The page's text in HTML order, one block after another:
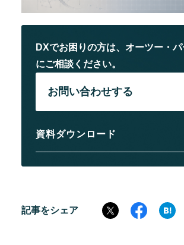
DXでお困りの方は、オーツー・
にご相談ください。
お問い合わせする
資料ダウンロード
記事をシェア